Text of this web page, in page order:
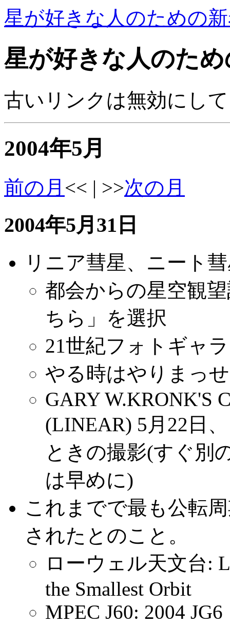
星が好きな人のための
星が好きな人のた
古いリンクは無効にし
2004年5月
前の月 << | >>次の月
2004年5月31日
リニア彗星、ニート
都会からの星空観
ちら」を選択
21世紀フォトギャ
やる時はやりまっ
GARY W.KRONK'S
(LINEAR) 5月22日
ときの撮影(すぐ別
は早めに)
これまでで最も公転
されたとのこと。
ローウェル天文台:
the Smallest Orbit
MPEC J60: 2004 JG6